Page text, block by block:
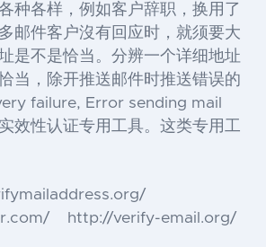
种各样，例如客户辞职，换用了
邮件客户沒有回应时，就须要大
是不是恰当。分辨一个详细地址
当，除开推送邮件时推送错误的
failure, Error sending mail
效性认证专用工具。这类专用工
http://verify-email.org/